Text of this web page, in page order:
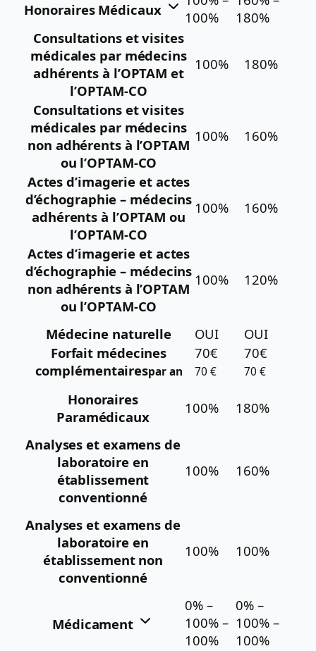
Honoraires Médicaux
100%
180%
Consultations et visites
médicales par médecins
adhérents à l’OPTAM et
l’OPTAM-CO
100% 180%
Consultations et visites
médicales par médecins
non adhérents à l’OPTAM
ou l’OPTAM-CO
100% 160%
Actes d’imagerie et actes
d’échographie – médecins
adhérents à l’OPTAM ou
l’OPTAM-CO
100% 160%
Actes d’imagerie et actes
d’échographie – médecins
non adhérents à l’OPTAM
ou l’OPTAM-CO
100% 120%
Médecine naturelle OUI
OUI
Forfait médecines
complémentairespar an
70€
70 €
70€
70 €
Honoraires
Paramédicaux
100% 180%
Analyses et examens de
laboratoire en
établissement
conventionné
100% 160%
Analyses et examens de
laboratoire en
établissement non
conventionné
100% 100%
Médicament
0% –
100% –
100%
0% –
100% –
100%